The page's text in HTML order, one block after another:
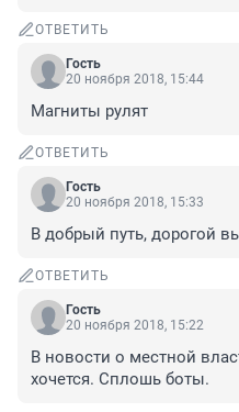
ОТВЕТИТЬ
Гость
20 ноября 2018, 15:44
Магниты рулят
ОТВЕТИТЬ
Гость
20 ноября 2018, 15:33
В добрый путь, дорогой
ОТВЕТИТЬ
Гость
20 ноября 2018, 15:22
В новости о местной
хочется. Сплошь боты.